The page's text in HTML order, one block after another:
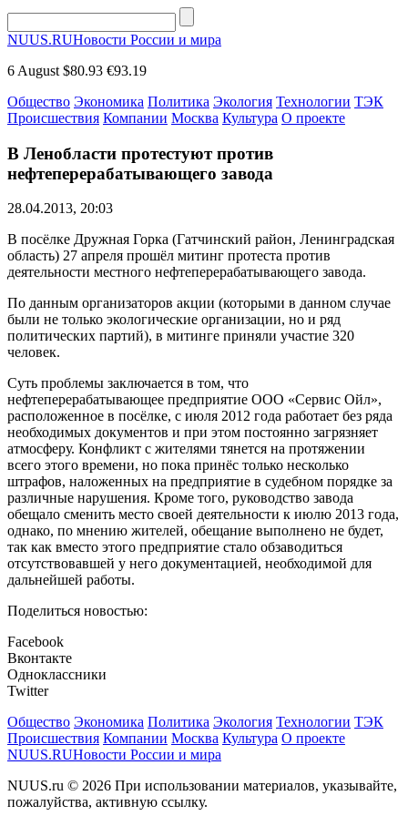
NUUS.RUНовости России и мира
6 August $80.93 €93.19
Общество Экономика Политика Экология Технологии ТЭК
Происшествия Компании Москва Культура О проекте
В Ленобласти протестуют против
нефтеперерабатывающего завода
28.04.2013, 20:03
В посёлке Дружная Горка (Гатчинский район, Ленинградская
область) 27 апреля прошёл митинг протеста против
деятельности местного нефтеперерабатывающего завода.
По данным организаторов акции (которыми в данном случае
были не только экологические организации, но и ряд
политических партий), в митинге приняли участие 320
человек.
Суть проблемы заключается в том, что
нефтеперерабатывающее предприятие ООО «Сервис Ойл»,
расположенное в посёлке, с июля 2012 года работает без ряда
необходимых документов и при этом постоянно загрязняет
атмосферу. Конфликт с жителями тянется на протяжении
всего этого времени, но пока принёс только несколько
штрафов, наложенных на предприятие в судебном порядке за
различные нарушения. Кроме того, руководство завода
обещало сменить место своей деятельности к июлю 2013 года,
однако, по мнению жителей, обещание выполнено не будет,
так как вместо этого предприятие стало обзаводиться
отсутствовавшей у него документацией, необходимой для
дальнейшей работы.
Поделиться новостью:
Facebook
Вконтакте
Одноклассники
Twitter
Общество Экономика Политика Экология Технологии ТЭК
Происшествия Компании Москва Культура О проекте
NUUS.RUНовости России и мира
NUUS.ru © 2026 При использовании материалов, указывайте,
пожалуйства, активную ссылку.